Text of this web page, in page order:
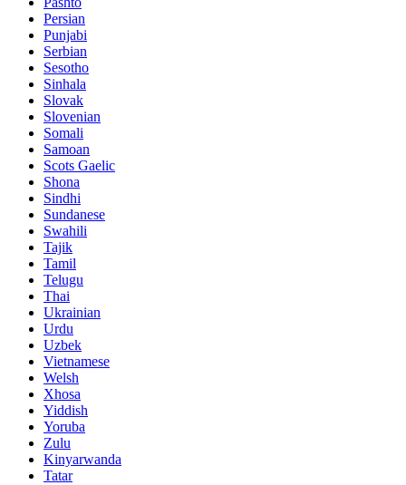
Persian
Punjabi
Serbian
Sesotho
Sinhala
Slovak
Slovenian
Somali
Samoan
Scots Gaelic
Shona
Sindhi
Sundanese
Swahili
Tajik
Tamil
Telugu
Thai
Ukrainian
Urdu
Uzbek
Vietnamese
Welsh
Xhosa
Yiddish
Yoruba
Zulu
Kinyarwanda
Tatar